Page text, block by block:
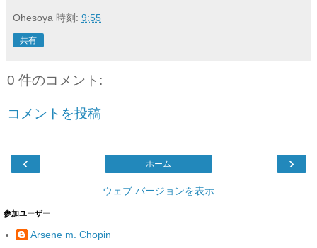
Ohesoya 時刻: 9:55
共有
0 件のコメント:
コメントを投稿
‹ ›
ホーム
ウェブ バージョンを表示
参加ユーザー
Arsene m. Chopin